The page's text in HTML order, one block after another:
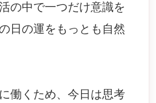
の中で一つだけ意識を
日の運をもっとも自然
働くため、今日は思考